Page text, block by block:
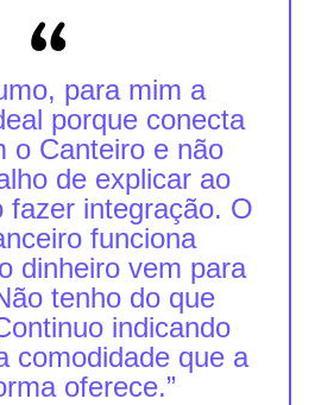
para mim a
porque conecta
o Canteiro e não
de explicar ao
fazer integração. O
funciona
dinheiro vem para
tenho do que
indicando
comodidade que a
oferece.”